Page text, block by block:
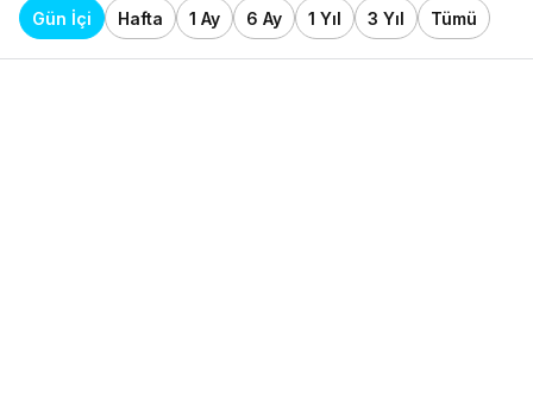
Gün İçi Hafta 1 Ay 6 Ay 1 Yıl 3 Yıl Tümü